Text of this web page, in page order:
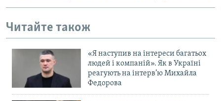
Читайте також
«Я наступив на інтереси багатьох
людей і компаній». Як в Україні
реагують на інтерв’ю Михайла
Федорова